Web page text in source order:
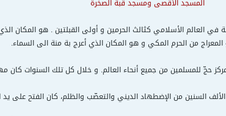
المسجد الأقصى ومسجد قبة الصخرة
العالم الأسلامي كثالث الحرمين و أولى القبلتين . هو المكان
المعراج من الحرم المكي و هو المكان الذي أعرج بة منة الى السماء.
حجّ للمسلمين من جميع أنحاء العالم. و خلال كل تلك السنوات كان